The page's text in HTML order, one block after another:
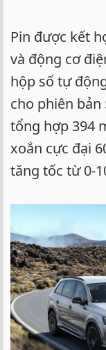
Pin được kết
và động cơ
hộp số tự
cho phiên bản
tổng hợp 394
xoắn cực đại
tăng tốc từ 0-